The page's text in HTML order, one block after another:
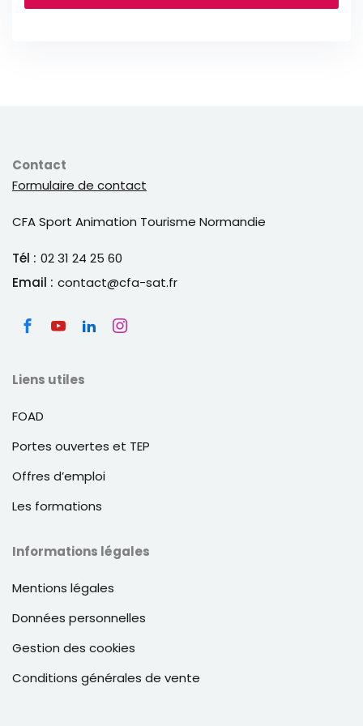
soins, nutrition...)
du cheval
Contact
Formulaire de contact
CFA Sport Animation Tourisme Normandie
Tél : 02 31 24 25 60
Email : contact@cfa-sat.fr
Liens utiles
FOAD
Portes ouvertes et TEP
Offres d’emploi
Les formations
Informations légales
Mentions légales
Données personnelles
Gestion des cookies
Conditions générales de vente